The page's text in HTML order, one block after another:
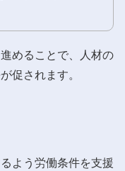
めることで、人材の
促されます。
よう労働条件を支援